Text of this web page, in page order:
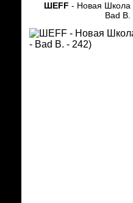
ШЕFF - Новая Школа
Bad B.